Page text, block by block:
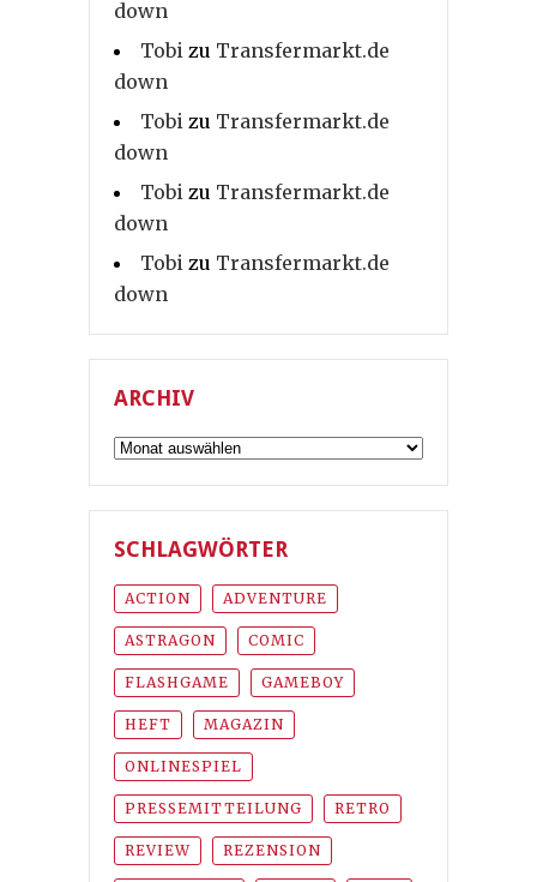
down
Tobi zu Transfermarkt.de
down
Tobi zu Transfermarkt.de
down
Tobi zu Transfermarkt.de
down
Tobi zu Transfermarkt.de
down
ARCHIV
Archiv
SCHLAGWÖRTER
ACTION ADVENTURE
ASTRAGON COMIC
FLASHGAME GAMEBOY
HEFT MAGAZIN
ONLINESPIEL
PRESSEMITTEILUNG RETRO
REVIEW REZENSION